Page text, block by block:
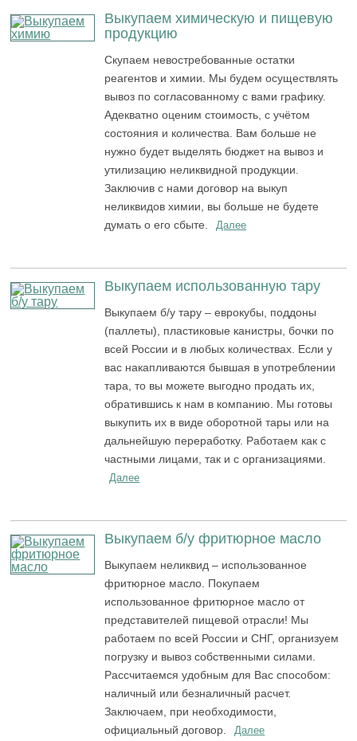
Выкупаем химическую и пищевую
продукцию
Скупаем невостребованные остатки
реагентов и химии. Мы будем осуществлять
вывоз по согласованному с вами графику.
Адекватно оценим стоимость, с учётом
состояния и количества. Вам больше не
нужно будет выделять бюджет на вывоз и
утилизацию неликвидной продукции.
Заключив с нами договор на выкуп
неликвидов химии, вы больше не будете
думать о его сбыте.
Далее
Выкупаем использованную тару
Выкупаем б/у тару – еврокубы, поддоны
(паллеты), пластиковые канистры, бочки по
всей России и в любых количествах. Если у
вас накапливаются бывшая в употреблении
тара, то вы можете выгодно продать их,
обратившись к нам в компанию. Мы готовы
выкупить их в виде оборотной тары или на
дальнейшую переработку. Работаем как с
частными лицами, так и с организациями.
Далее
Выкупаем б/у фритюрное масло
Выкупаем неликвид – использованное
фритюрное масло. Покупаем
использованное фритюрное масло от
представителей пищевой отрасли! Мы
работаем по всей России и СНГ, организуем
погрузку и вывоз собственными силами.
Рассчитаемся удобным для Вас способом:
наличный или безналичный расчет.
Заключаем, при необходимости,
официальный договор.
Далее